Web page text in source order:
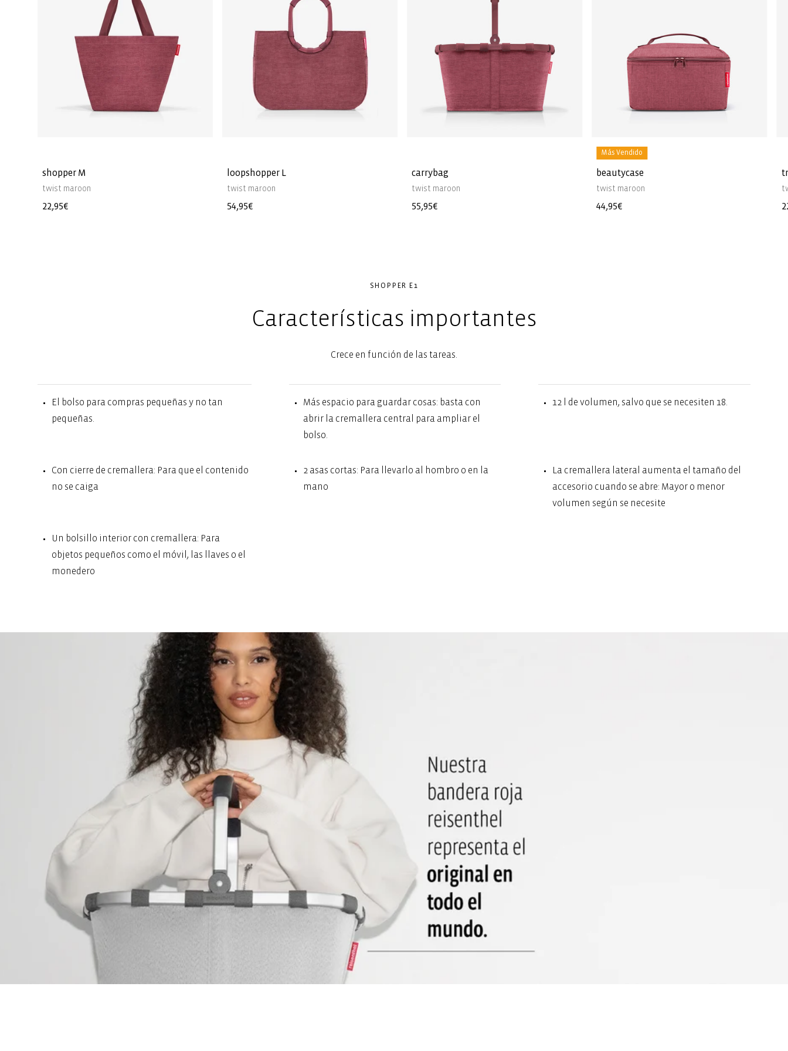
shopper M
twist maroon
Precio
22,95€
loopshopper L
twist maroon
Precio
54,95€
carrybag
twist maroon
Precio
55,95€
Más Vendido
beautycase
twist maroon
Precio
44,95€
SHOPPER E1
Características importantes
Crece en función de las tareas.
El bolso para compras pequeñas y no tan
pequeñas.
Más espacio para guardar cosas: basta con
abrir la cremallera central para ampliar el
bolso.
12 l de volumen, salvo que se necesiten 18.
Con cierre de cremallera: Para que el contenido
no se caiga
2 asas cortas: Para llevarlo al hombro o en la
mano
La cremallera lateral aumenta el tamaño del
accesorio cuando se abre: Mayor o menor
volumen según se necesite
Un bolsillo interior con cremallera: Para
objetos pequeños como el móvil, las llaves o el
monedero